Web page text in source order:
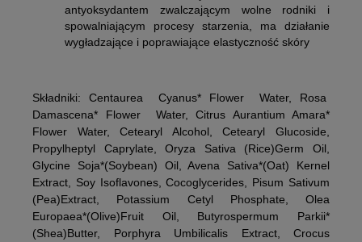
antyoksydantem zwalczającym wolne rodniki i
spowalniającym procesy starzenia, ma działanie
wygładzające i poprawiające elastyczność skóry
Składniki: Centaurea Cyanus* Flower Water, Rosa
Damascena* Flower Water, Citrus Aurantium Amara*
Flower Water, Cetearyl Alcohol, Cetearyl Glucoside,
Propylheptyl Caprylate, Oryza Sativa (Rice)Germ Oil,
Glycine Soja*(Soybean) Oil, Avena Sativa*(Oat) Kernel
Extract, Soy Isoflavones, Cocoglycerides, Pisum Sativum
(Pea)Extract, Potassium Cetyl Phosphate, Olea
Europaea*(Olive)Fruit Oil, Butyrospermum Parkii*
(Shea)Butter, Porphyra Umbilicalis Extract, Crocus